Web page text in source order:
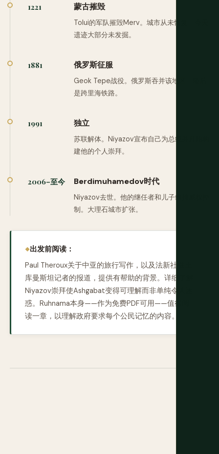
1221 蒙古摧毁
Tolui的军队摧毁Merv。城市从未恢复。今天
遗迹大部分未发掘。
1881 俄罗斯征服
Geok Tepe战役。俄罗斯吞并该地区。随后
是跨里海铁路。
1991 独立
苏联解体。Niyazov宣布自己为总统并开始构
建他的个人崇拜。
2006–至今 Berdimuhamedov时代
Niyazov去世。他的继任者和儿子维持威权控
制。大理石城市扩张。
出发前阅读：
Paul Theroux关于中亚的旅行写作，以及法新社驻土
库曼斯坦记者的报道，提供有帮助的背景。详细了解
Niyazov崇拜使Ashgabat变得可理解而非单纯令人困
惑。Ruhnama本身——作为免费PDF可用——值得阅
读一章，以理解政府要求每个公民记忆的内容。